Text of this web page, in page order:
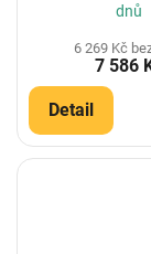
dnů
6 269 Kč
7 586
Detail